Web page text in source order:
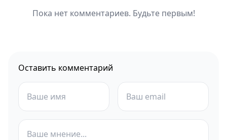
Пока нет комментариев. Будьте первым!
Оставить комментарий